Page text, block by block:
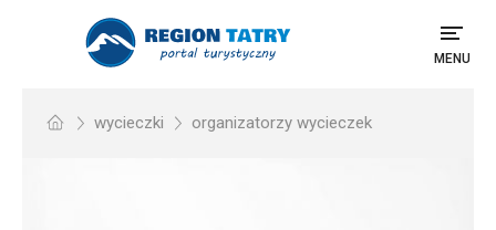
MENU
wycieczki organizatorzy wycieczek